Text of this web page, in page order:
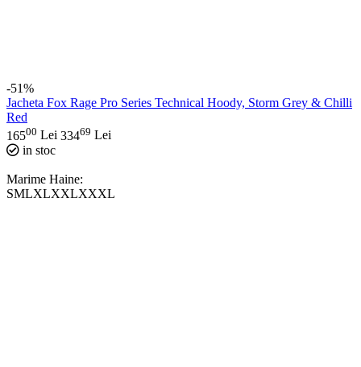
-51%
Jacheta Fox Rage Pro Series Technical Hoody, Storm Grey & Chilli
Red
16500 Lei 33469 Lei
in stoc
Marime Haine:
SMLXLXXLXXXL